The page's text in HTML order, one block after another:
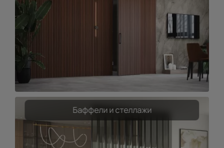
Баффели и стеллажи